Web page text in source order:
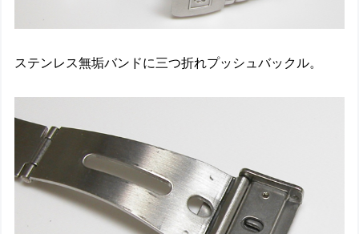
ステンレス無垢バンドに三つ折れプッシュバックル。